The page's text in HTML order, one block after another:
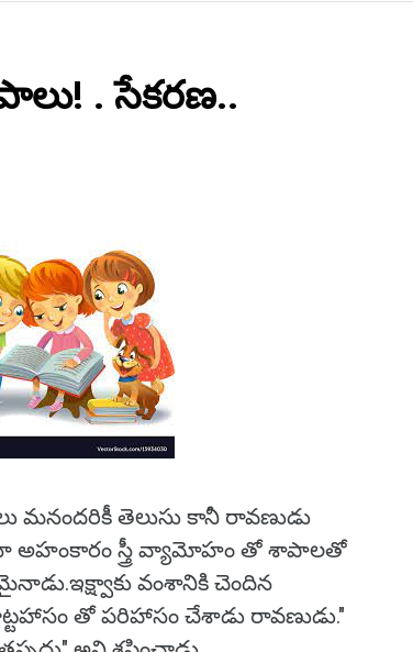
. సేకరణ..
మనందరికీ తెలుసు కానీ రావణుడు
అహంకారం స్త్రీ వ్యామోహం తో శాపాలతో
వంశానికి చెందిన
తో పరిహాసం చేశాడు రావణుడు."